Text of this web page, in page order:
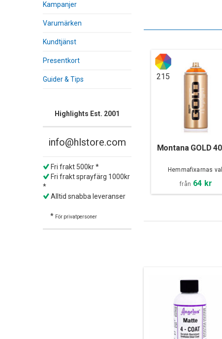
Kampanjer
Varumärken
Kundtjänst
Presentkort
Guider & Tips
Highlights Est. 2001
info@hlstore.com
Fri frakt 500kr *
Fri frakt sprayfärg 1000kr
*
Alltid snabba leveranser
* För privatpersoner
215
Montana GOLD
Hemmafixarnas
från 64 kr